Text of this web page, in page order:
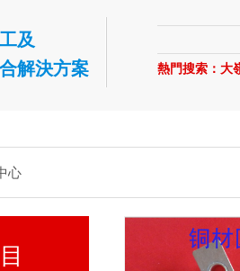
及
解決方案
熱門搜索： 大
心